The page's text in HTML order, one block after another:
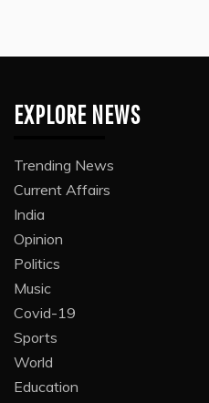
EXPLORE NEWS
Trending News
Current Affairs
India
Opinion
Politics
Music
Covid-19
Sports
World
Education